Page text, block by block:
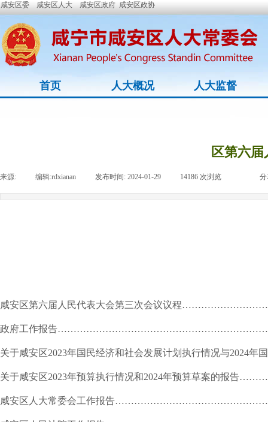
咸安区委 咸安区人大 咸安区政府 咸安区政协
首页 人大概况 人大监督
区第六
来源: 编辑:rdxianan 发布时间: 2024-01-29 14186 次浏览 分
咸安区第六届人民代表大会第三次会议议程
政府工作报告…………………………………………………
关于咸安区2023年国民经济和社会发展计划执行情况与2024年
关于咸安区2023年预算执行情况和2024年预算草案的报告
咸安区 人大常委会工作报告